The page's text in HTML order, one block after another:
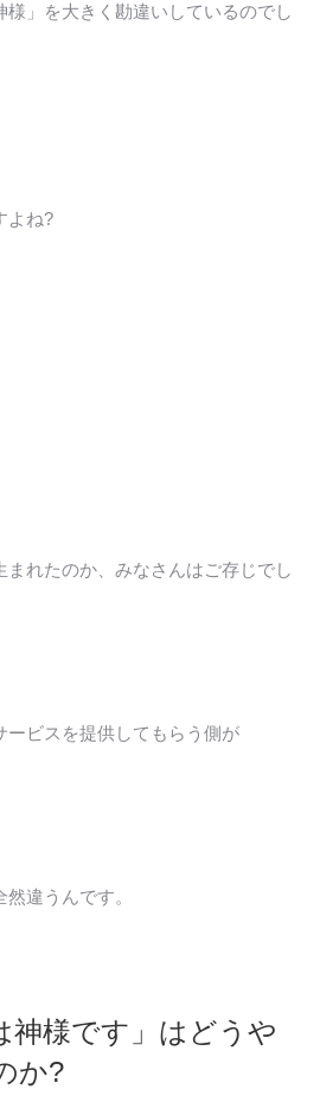
様」を大きく勘違いしているのでし
よね?
まれたのか、みなさんはご存じでし
ービスを提供してもらう側が
違うんです。
神様です」はどうや
か?